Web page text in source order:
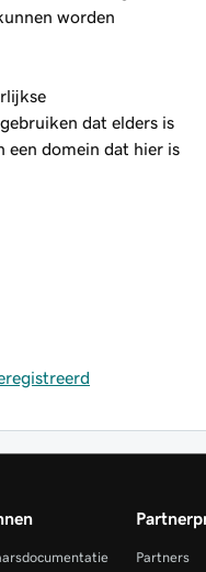
worden
dat elders is
een domein dat hier is
Partners